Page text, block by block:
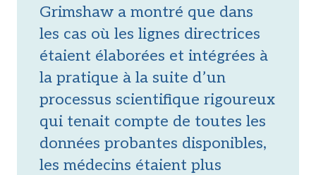
Grimshaw a montré que dans
les cas où les lignes directrices
étaient élaborées et intégrées à
la pratique à la suite d’un
processus scientifique rigoureux
qui tenait compte de toutes les
données probantes disponibles,
les médecins étaient plus